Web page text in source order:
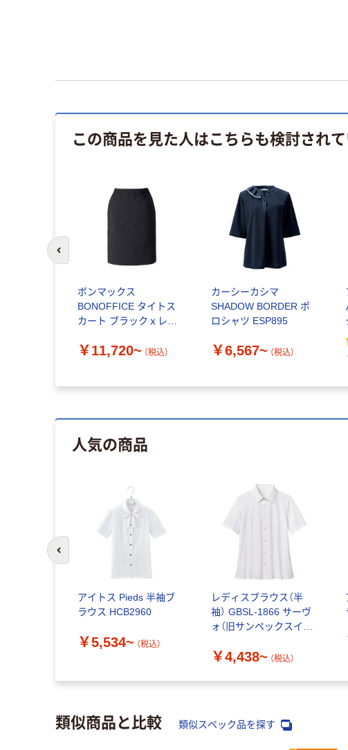
この商品を見た人はこちらも検討され
ボンマックス
BONOFFICE タイトス
カート ブラックｘレッ
￥11,720~ （税込）
カーシーカシマ
SHADOW BORDER ポ
ロシャツ ESP895
￥6,567~ （税込）
前のスライドへ
人気の商品
アイトス Pieds 半袖ブ
ラウス HCB2960
￥5,534~ （税込）
レディスブラウス（半
袖） GBSL-1866 サーヴ
ォ（旧サンペックスイス
￥4,438~ （税込）
類似商品と比較 類似スペック品を探す